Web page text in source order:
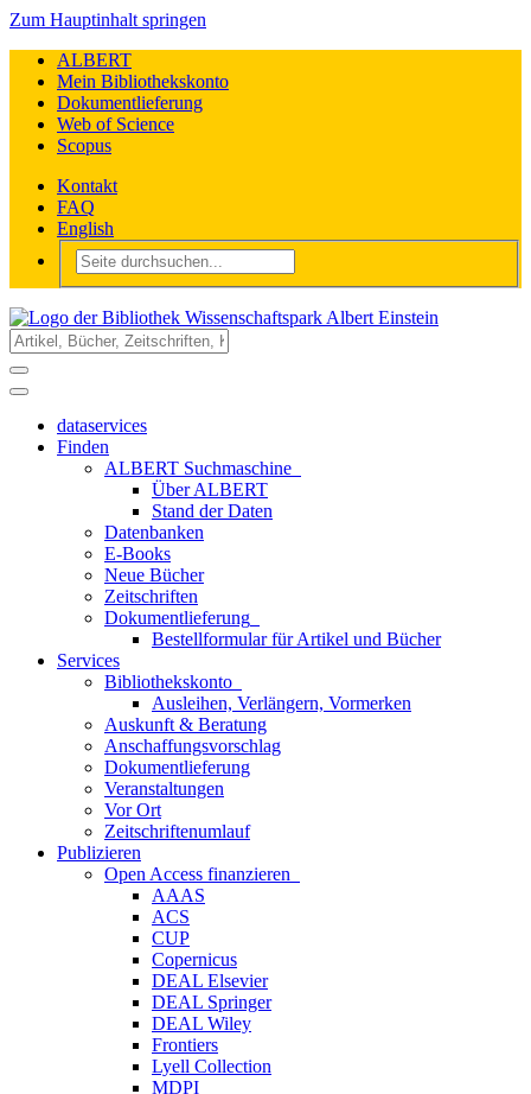
Zum Hauptinhalt springen
ALBERT
Mein Bibliothekskonto
Dokumentlieferung
Web of Science
Scopus
Kontakt
FAQ
English
dataservices
Finden
ALBERT Suchmaschine
Über ALBERT
Stand der Daten
Datenbanken
E-Books
Neue Bücher
Zeitschriften
Dokumentlieferung
Bestellformular für Artikel und Bücher
Services
Bibliothekskonto
Ausleihen, Verlängern, Vormerken
Auskunft & Beratung
Anschaffungsvorschlag
Dokumentlieferung
Veranstaltungen
Vor Ort
Zeitschriftenumlauf
Publizieren
Open Access finanzieren
AAAS
ACS
CUP
Copernicus
DEAL Elsevier
DEAL Springer
DEAL Wiley
Frontiers
Lyell Collection
MDPI